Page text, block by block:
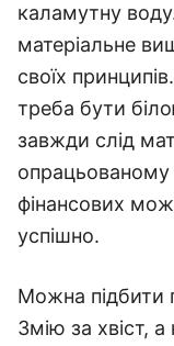
каламутну
матеріальне
своїх
треба бути
завжди слід
фінансових
успішно.
Можна підбити
Змію за хвіст,